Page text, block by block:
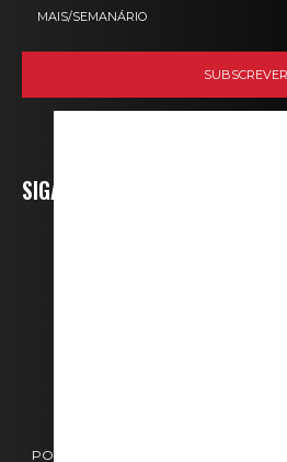
MAIS/SEMANÁRIO
SIGA-NOS
POLÍTICA DE COOKIES